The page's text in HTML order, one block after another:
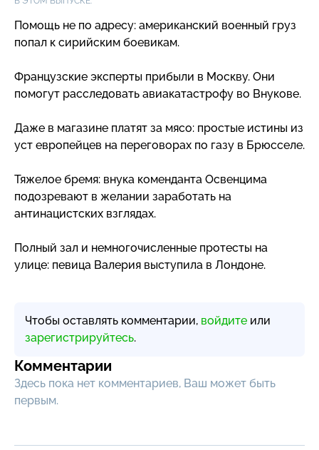
Помощь не по адресу: американский военный груз
попал к сирийским боевикам.
Французские эксперты прибыли в Москву. Они
помогут расследовать авиакатастрофу во Внукове.
Даже в магазине платят за мясо: простые истины из
уст европейцев на переговорах по газу в Брюсселе.
Тяжелое бремя: внука коменданта Освенцима
подозревают в желании заработать на
антинацистских взглядах.
Полный зал и немногочисленные протесты на
улице: певица Валерия выступила в Лондоне.
Чтобы оставлять комментарии, войдите или
зарегистрируйтесь.
Комментарии
Здесь пока нет комментариев, Ваш может быть
первым.